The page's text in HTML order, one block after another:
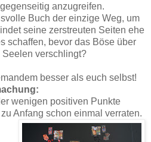
anzugreifen.
Buch der einzige Weg, um
seine zerstreuten Seiten ehe
schaffen, bevor das Böse über
verschlingt?
besser als euch selbst!
wenigen positiven Punkte
Anfang schon einmal verraten.